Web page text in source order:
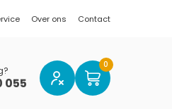
Over ons Contact
055